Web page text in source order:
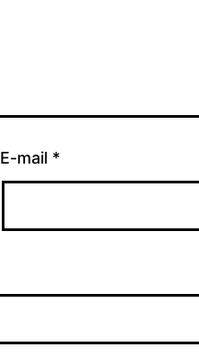
E-mail *